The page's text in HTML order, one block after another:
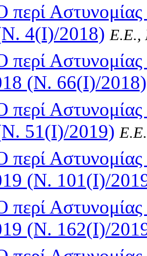
περί
4(I)/2018) Ε.Ε.,
περί
(Ν. 66(I)/2018)
περί
51(I)/2019)
περί
(Ν. 101(I)/
περί
(Ν. 162(I)/